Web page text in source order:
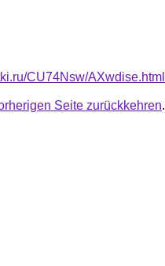
CU74Nsw/AXwdise.html
Seite zurückkehren.